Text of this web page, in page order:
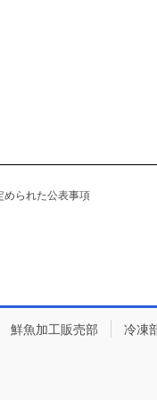
められた公表事項
鮮魚加工販売部 冷凍